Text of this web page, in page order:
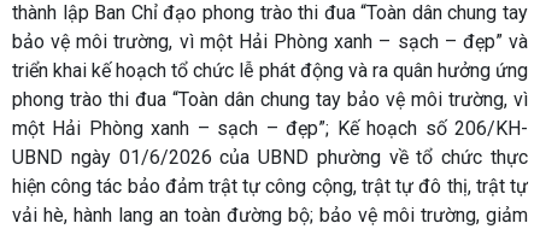
thành lập Ban Chỉ đạo phong trào thi đua “Toàn dân chung tay
bảo vệ môi trường, vì một Hải Phòng xanh – sạch – đẹp” và
triển khai kế hoạch tổ chức lễ phát động và ra quân hưởng ứng
phong trào thi đua “Toàn dân chung tay bảo vệ môi trường, vì
một Hải Phòng xanh – sạch – đẹp”; Kế hoạch số 206/KH-
UBND ngày 01/6/2026 của UBND phường về tổ chức thực
hiện công tác bảo đảm trật tự công cộng, trật tự đô thị, trật tự
vải hè, hành lang an toàn đường bộ; bảo vệ môi trường, giảm